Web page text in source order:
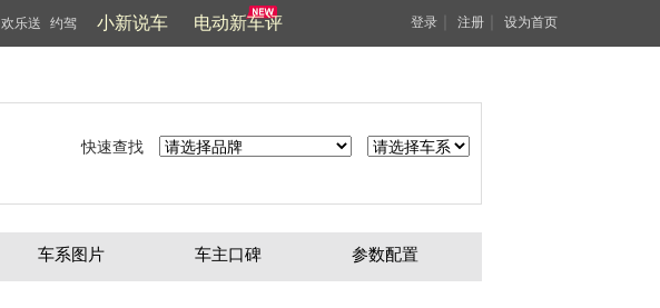
欢乐送 约驾 小新说车 电动新车评 登录 注册 设为首页
快速查找
车系图片 车主口碑 参数配置